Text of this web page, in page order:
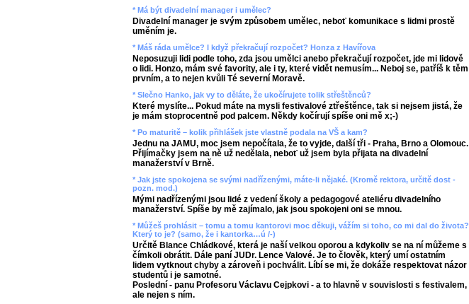
* Má být divadelní manager i umělec?
Divadelní manager je svým způsobem umělec, neboť komunikace s lidmi prostě
uměním je.
* Máš ráda umělce? I když překračují rozpočet? Honza z Havířova
Neposuzuji lidi podle toho, zda jsou umělci anebo překračují rozpočet, jde mi lidově
o lidi. Honzo, mám své favority, ale i ty, které vidět nemusím... Neboj se, patříš k těm
prvním, a to nejen kvůli Té severní Moravě.
* Slečno Hanko, jak vy to děláte, že ukočírujete tolik střeštěnců?
Které myslíte... Pokud máte na mysli festivalové ztřeštěnce, tak si nejsem jistá, že
je mám stoprocentně pod palcem. Někdy kočírují spíše oni mě x;-)
* Po maturitě – kolik přihlášek jste vlastně podala na VŠ a kam?
Jednu na JAMU, moc jsem nepočítala, že to vyjde, další tři - Praha, Brno a Olomouc.
Přijímačky jsem na ně už nedělala, neboť už jsem byla přijata na divadelní
manažerství v Brně.
* Jak jste spokojena se svými nadřízenými, máte-li nějaké. (Kromě rektora, určitě dost -
pozn. mod.)
Mými nadřízenými jsou lidé z vedení školy a pedagogové ateliéru divadelního
manažerství. Spíše by mě zajímalo, jak jsou spokojeni oni se mnou.
* Můžeš prohlásit – tomu a tomu kantorovi moc děkuji, vážím si toho, co mi dal do života?
Který to je? (samo, že i kantorka…ú /-)
Určitě Blance Chládkové, která je naší velkou oporou a kdykoliv se na ní můžeme s
čímkoli obrátit. Dále paní JUDr. Lence Valové. Je to člověk, který umí ostatním
lidem vytknout chyby a zároveň i pochválit. Líbí se mi, že dokáže respektovat názor
studentů i je samotné.
Poslední - panu Profesoru Václavu Cejpkovi - a to hlavně v souvislosti s festivalem,
ale nejen s ním.